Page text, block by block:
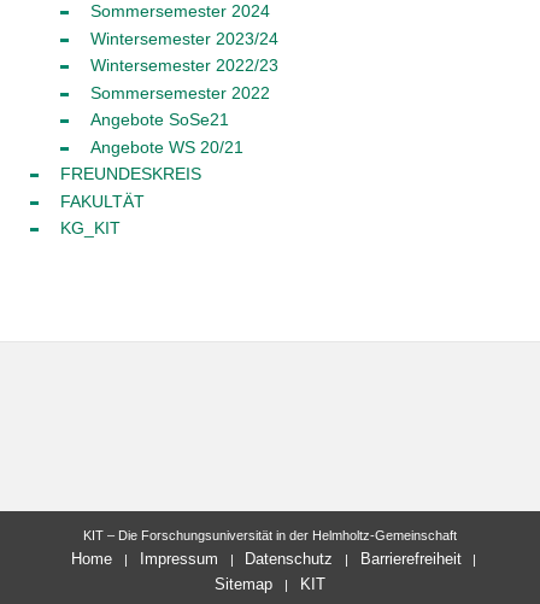
Sommersemester 2024
Wintersemester 2023/24
Wintersemester 2022/23
Sommersemester 2022
Angebote SoSe21
Angebote WS 20/21
FREUNDESKREIS
FAKULTÄT
KG_KIT
KIT – Die Forschungsuniversität in der Helmholtz-Gemeinschaft
Home Impressum Datenschutz
Barrierefreiheit
Sitemap
KIT